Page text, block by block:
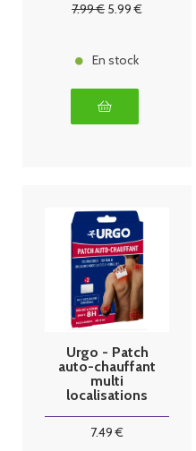
7.99€ 5.99 €
En stock
Urgo - Patch
auto-chauffant
multi
localisations
7.49 €